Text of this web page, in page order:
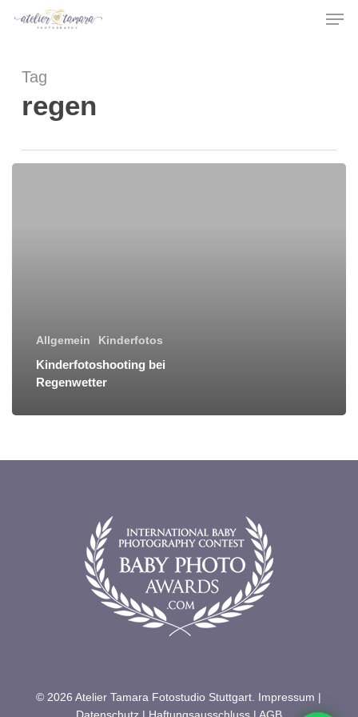
content
Tag
regen
Allgemein Kinderfotos
Kinderfotoshooting bei
Regenwetter
© 2026 Atelier Tamara Fotostudio Stuttgart. Impressum |